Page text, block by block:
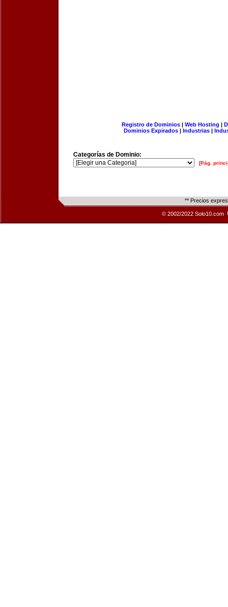
Registro de Dominios| Web Hosting |
Dominios Expirados | Industrias |
Categorías de Dominio:
[Pág.
** Precios
© 2002/2022 Solo10.com